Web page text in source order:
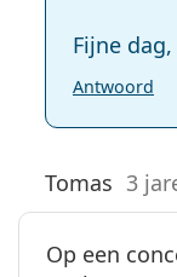
Fijne dag,
Antwoord
Tomas 3
Op een